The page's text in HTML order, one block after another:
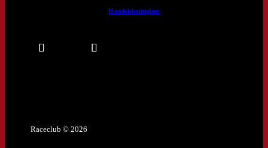
Handelsbetinglser
Raceclub © 2026